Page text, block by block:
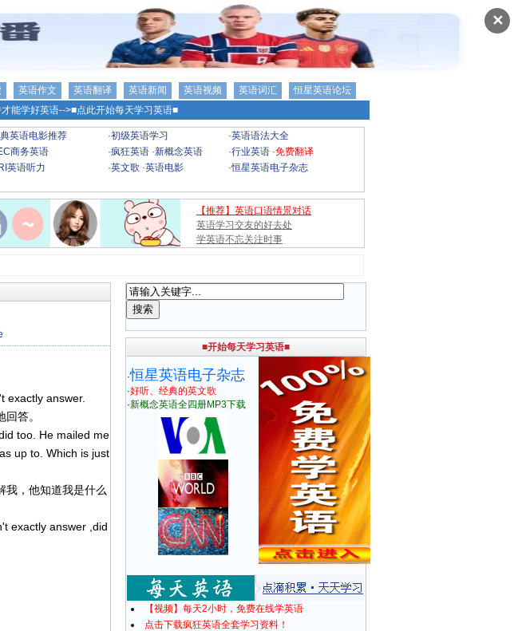
✕
英语作文 英语翻译 英语新闻 英语视频 英语词汇
恒星英语论坛
能学好英语-->■点此开始每天学习英语■
英语电影推荐 ·初级英语学习 ·英语语法大全
商务英语 ·疯狂英语 ·新概念英语 ·行业英语 ·免费翻译
英语听力 ·英文歌 ·英语电影 ·恒星英语电子杂志
【推荐】英语口语情景对话
英语学习交友的好去处
学英语不忘关注时事
exactly answer.
答。
too. He mailed me
up to. Which is just
我，他知道我是什么
exactly answer ,did
■开始每天学习英语■
·恒星英语电子杂志
·好听、经典的英文歌
·新概念英语全四册MP3下载
【视频】每天2小时，免费在线学英语
点击下载疯狂英语全套学习资料！